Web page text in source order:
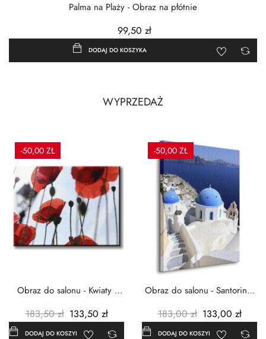
Palma na Plaży - Obraz na płótnie
99,50 zł
DODAJ DO KOSZYKA
WYPRZEDAŻ
-50,00 ZŁ
Obraz do salonu - Kwiaty -
183,50 zł 133,50 zł
DODAJ DO KOSZYKA
-50,00 ZŁ
Obraz do salonu - Santorini -
183,00 zł 133,00 zł
DODAJ DO KOSZYKA